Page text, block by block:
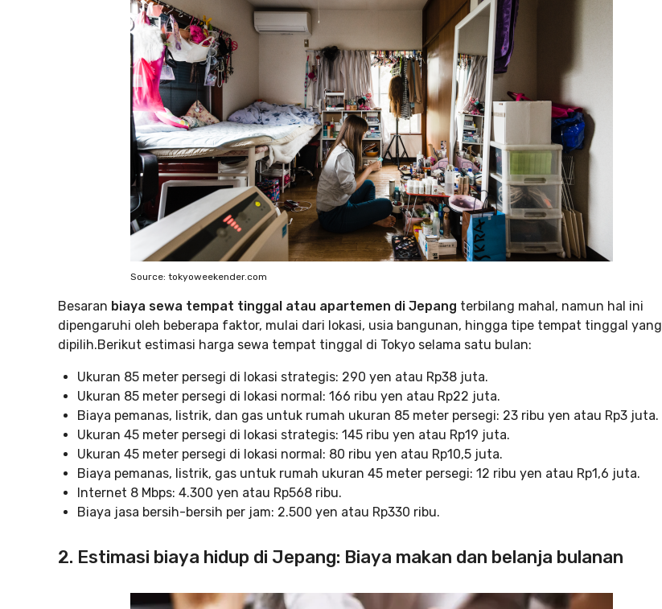
Source: tokyoweekender.com
Besaran biaya sewa tempat tinggal atau apartemen di Jepang terbilang mahal, namun hal ini
dipengaruhi oleh beberapa faktor, mulai dari lokasi, usia bangunan, hingga tipe tempat tinggal yang
dipilih.Berikut estimasi harga sewa tempat tinggal di Tokyo selama satu bulan:
Ukuran 85 meter persegi di lokasi strategis: 290 yen atau Rp38 juta.
Ukuran 85 meter persegi di lokasi normal: 166 ribu yen atau Rp22 juta.
Biaya pemanas, listrik, dan gas untuk rumah ukuran 85 meter persegi: 23 ribu yen atau Rp3 juta.
Ukuran 45 meter persegi di lokasi strategis: 145 ribu yen atau Rp19 juta.
Ukuran 45 meter persegi di lokasi normal: 80 ribu yen atau Rp10,5 juta.
Biaya pemanas, listrik, gas untuk rumah ukuran 45 meter persegi: 12 ribu yen atau Rp1,6 juta.
Internet 8 Mbps: 4.300 yen atau Rp568 ribu.
Biaya jasa bersih-bersih per jam: 2.500 yen atau Rp330 ribu.
2. Estimasi biaya hidup di Jepang: Biaya makan dan belanja bulanan